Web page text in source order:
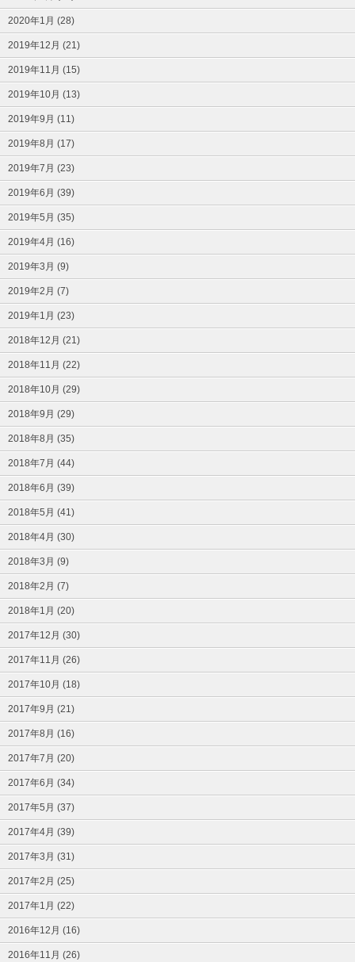
2020年1月 (28)
2019年12月 (21)
2019年11月 (15)
2019年10月 (13)
2019年9月 (11)
2019年8月 (17)
2019年7月 (23)
2019年6月 (39)
2019年5月 (35)
2019年4月 (16)
2019年3月 (9)
2019年2月 (7)
2019年1月 (23)
2018年12月 (21)
2018年11月 (22)
2018年10月 (29)
2018年9月 (29)
2018年8月 (35)
2018年7月 (44)
2018年6月 (39)
2018年5月 (41)
2018年4月 (30)
2018年3月 (9)
2018年2月 (7)
2018年1月 (20)
2017年12月 (30)
2017年11月 (26)
2017年10月 (18)
2017年9月 (21)
2017年8月 (16)
2017年7月 (20)
2017年6月 (34)
2017年5月 (37)
2017年4月 (39)
2017年3月 (31)
2017年2月 (25)
2017年1月 (22)
2016年12月 (16)
2016年11月 (26)